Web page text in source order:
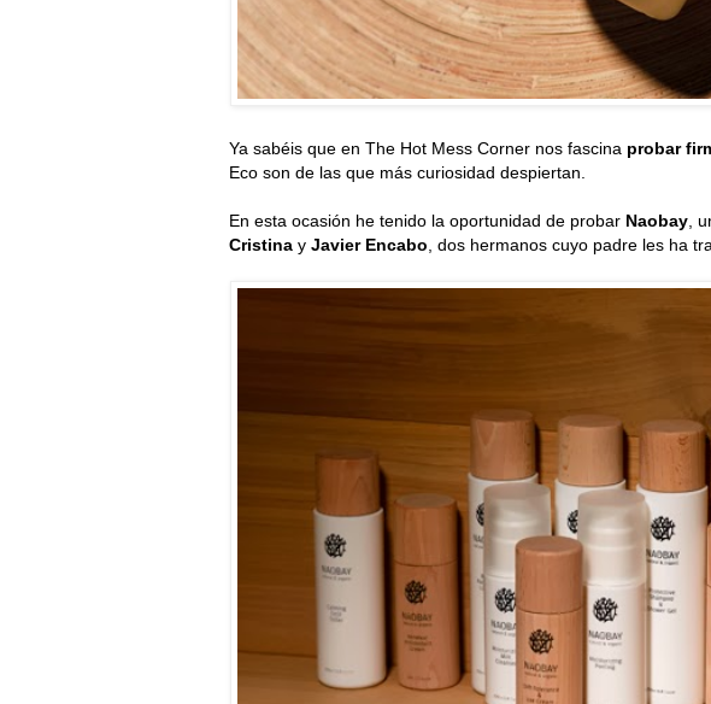
Ya sabéis que en The Hot Mess Corner nos fascina probar
Eco son de las que más curiosidad despiertan.
En esta ocasión he tenido la oportunidad de probar Naobay ,
Cristina y Javier Encabo , dos hermanos cuyo padre les ha